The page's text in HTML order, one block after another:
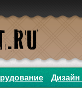
Дизайн